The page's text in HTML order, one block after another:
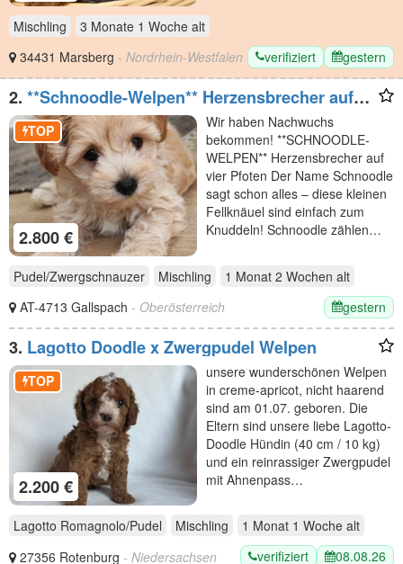
Mischling 3 Monate 1 Woche alt
34431 Marsberg - Nordrhein-Westfalen verifiziert gestern
2. **Schnoodle-Welpen** Herzensbrecher auf
vier Pfoten
2.800 €
TOP
Wir haben Nachwuchs
bekommen! **SCHNOODLE-
WELPEN** Herzensbrecher auf
vier Pfoten Der Name Schnoodle
sagt schon alles – diese kleinen
Fellknäuel sind einfach zum
Knuddeln! Schnoodle zählen…
Pudel/Zwergschnauzer Mischling 1 Monat 2 Wochen alt
AT-4713 Gallspach - Oberösterreich gestern
3. Lagotto Doodle x Zwergpudel Welpen
2.200 €
TOP
unsere wunderschönen Welpen
in creme-apricot, nicht haarend
sind am 01.07. geboren. Die
Eltern sind unsere liebe Lagotto-
Doodle Hündin (40 cm / 10 kg)
und ein reinrassiger Zwergpudel
mit Ahnenpass…
Lagotto Romagnolo/Pudel Mischling 1 Monat 1 Woche alt
27356 Rotenburg - Niedersachsen verifiziert 08.08.26